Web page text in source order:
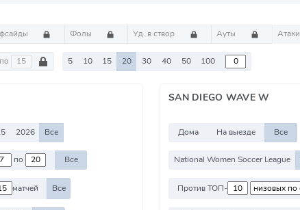
Фолы Уд. в створ Ауты Атаки
по 5 10 15 20 30 40 50 100
2026 Все
по Все
матчей Все
SAN DIEGO WAVE W
Дома На выезде Все
National Women Soccer League
Против ТОП-